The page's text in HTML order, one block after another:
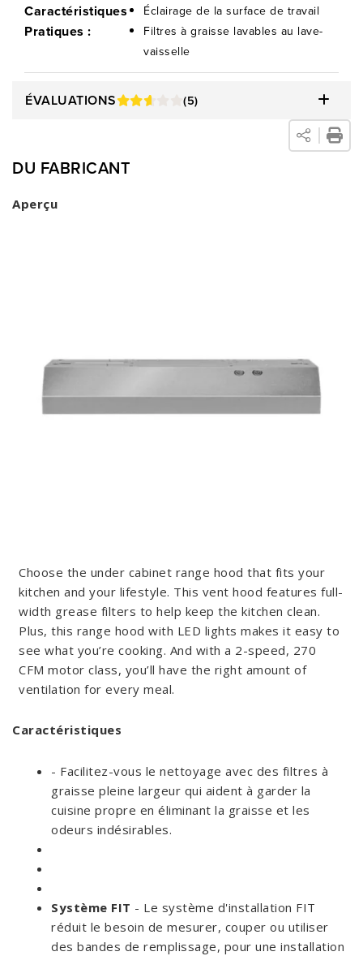
Caractéristiques
Pratiques :
Éclairage de la surface de travail
Filtres à graisse lavables au lave-
vaisselle
ÉVALUATIONS (5)
DU FABRICANT